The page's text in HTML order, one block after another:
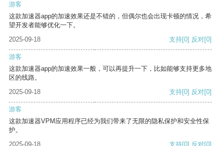
游客
这款加速器app的加速效果还是不错的，但偶尔也会出现卡顿的情况，希
望开发者能够优化一下。
2025-09-18
支持[0] 反对[0]
游客
这款加速器app的加速效果一般，可以再提升一下，比如能够支持更多地
区的线路。
2025-09-18
支持[0] 反对[0]
游客
这款加速器VPM应用程序已经为我们带来了无限的隐私保护和安全性保
护。
2025-09-18
支持[0] 反对[0]